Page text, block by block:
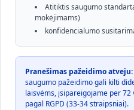
Atitiktis saugumo
mokėjimams)
konfidencialumo
Pranešimas pažeidimo atveju:
saugumo pažeidimo gali kilti
laisvėms, įsipareigojame per
pagal RGPD (33-34 straipsniai).